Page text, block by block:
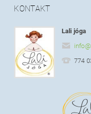
KONTAKT
Lali jóga
info@
774